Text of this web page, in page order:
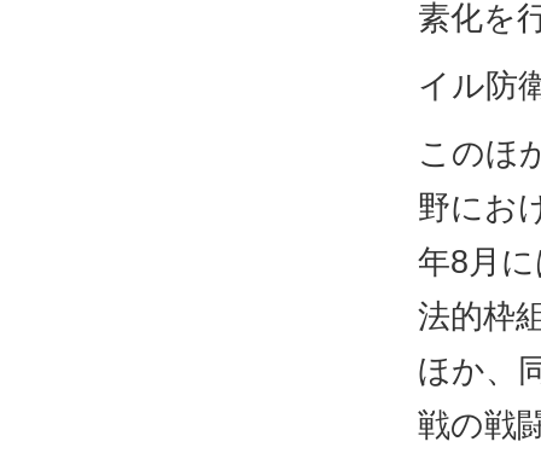
素化を
イル防
このほ
野にお
年8月
法的枠
ほか、
戦の戦